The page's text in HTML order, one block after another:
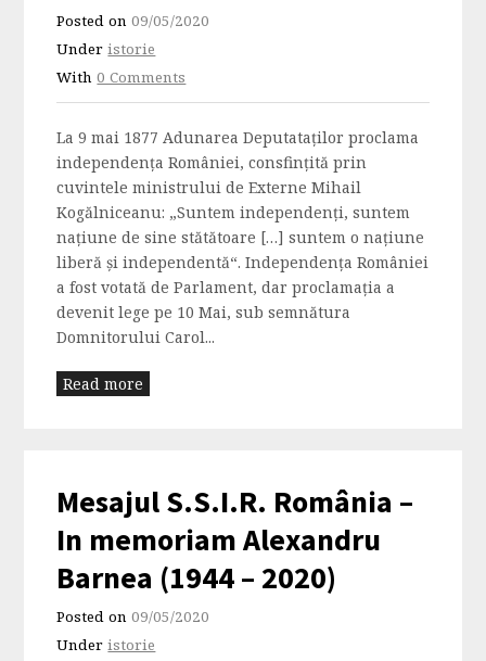
Posted on09/05/2020
Underistorie
With0 Comments
La 9 mai 1877 Adunarea Deputataţilor proclama
independenţa României, consfinţită prin
cuvintele ministrului de Externe Mihail
Kogălniceanu: „Suntem independenţi, suntem
naţiune de sine stătătoare […] suntem o naţiune
liberă şi independentă“. Independența României
a fost votată de Parlament, dar proclamația a
devenit lege pe 10 Mai, sub semnătura
Domnitorului Carol...
Read more
Mesajul S.S.I.R. România –
In memoriam Alexandru
Barnea (1944 – 2020)
Posted on09/05/2020
Underistorie